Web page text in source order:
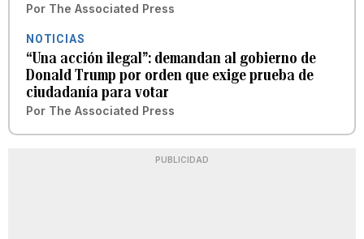
Por The Associated Press
NOTICIAS
“Una acción ilegal”: demandan al gobierno de
Donald Trump por orden que exige prueba de
ciudadanía para votar
Por The Associated Press
PUBLICIDAD